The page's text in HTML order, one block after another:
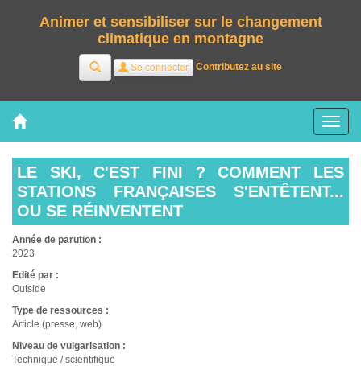
Animer et sensibiliser sur le changement
climatique en montagne
RechercherSe connecter Contributez au site
LE SKI, C'EST FINI ? COMMENT LES
STATIONS FRANÇAISES S'ENTÊTENT...
OU SE RÉINVENTENT
Année de parution :
2023
Edité par :
Outside
Type de ressources :
Article (presse, web)
Niveau de vulgarisation :
Technique / scientifique